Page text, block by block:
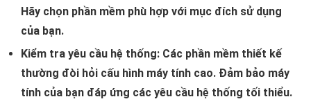
Hãy chọn phần mềm phù hợp với mục đích sử dụng
của bạn.
Kiểm tra yêu cầu hệ thống: Các phần mềm thiết kế
thường đòi hỏi cấu hình máy tính cao. Đảm bảo máy
tính của bạn đáp ứng các yêu cầu hệ thống tối thiểu.